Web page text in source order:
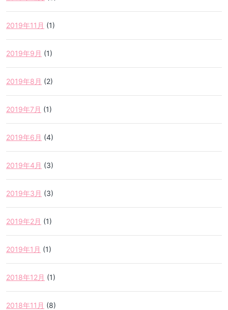
2019年11月 (1)
2019年9月 (1)
2019年8月 (2)
2019年7月 (1)
2019年6月 (4)
2019年4月 (3)
2019年3月 (3)
2019年2月 (1)
2019年1月 (1)
2018年12月 (1)
2018年11月 (8)